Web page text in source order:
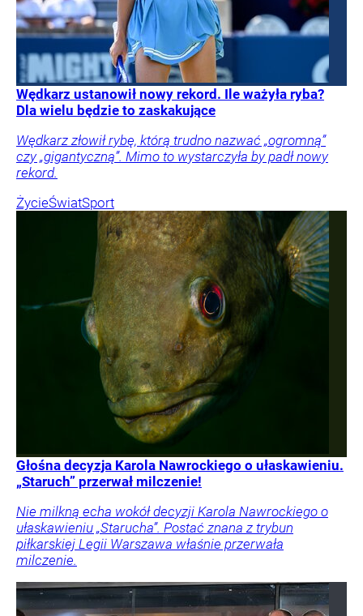
Wędkarz ustanowił nowy rekord. Ile ważyła ryba?
Dla wielu będzie to zaskakujące
Wędkarz złowił rybę, którą trudno nazwać „ogromną”
czy „gigantyczną”. Mimo to wystarczyła by padł nowy
rekord.
ŻycieŚwiatSport
Głośna decyzja Karola Nawrockiego o ułaskawieniu.
„Staruch” przerwał milczenie!
Nie milkną echa wokół decyzji Karola Nawrockiego o
ułaskawieniu „Starucha”. Postać znana z trybun
piłkarskiej Legii Warszawa właśnie przerwała
milczenie.